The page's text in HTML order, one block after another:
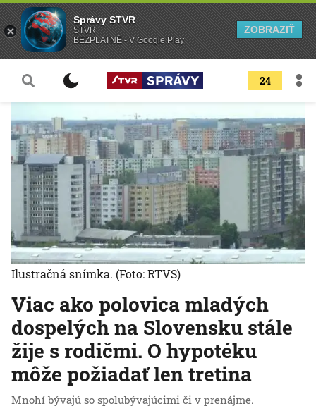
24
Viac ako polovica mladých
dospelých na Slovensku stále
žije s rodičmi. O hypotéku
môže požiadať len tretina
Mnohí bývajú so spolubývajúcimi či v prenájme.
Ilustračná snímka. (Foto: RTVS)
Správy STVR
STVR
BEZPLATNÉ - V Google Play
ZOBRAZIŤ